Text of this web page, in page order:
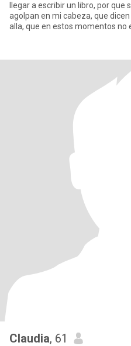
llegar a escribir un libro, por que
agolpan en mi cabeza, que
alla, que en estos momentos no
Claudia, 61